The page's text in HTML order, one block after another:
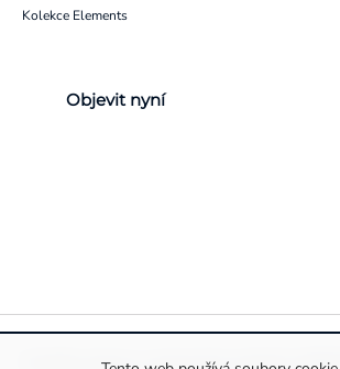
Kolekce Elements
Objevit nyní
Pravidla ochrany a zpracování osobních údajů